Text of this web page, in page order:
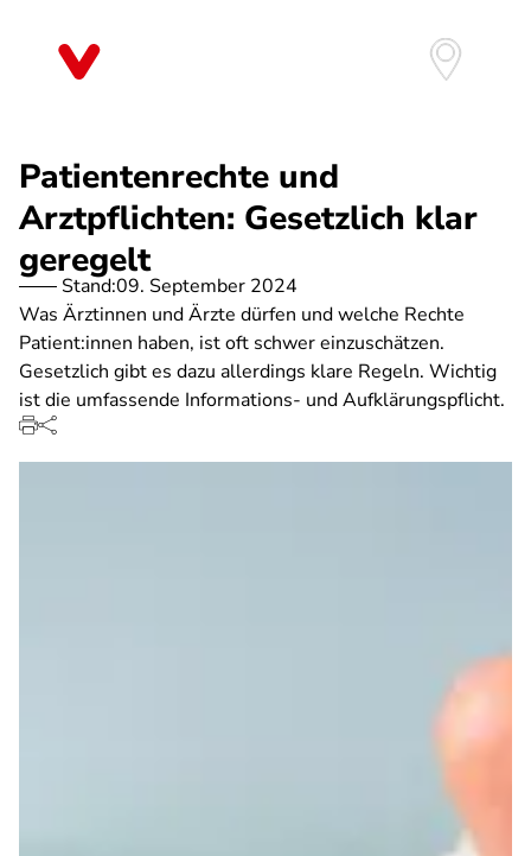
Patientenrechte und
Arztpflichten: Gesetzlich klar
geregelt
Stand:09. September 2024
Was Ärztinnen und Ärzte dürfen und welche Rechte
Patient:innen haben, ist oft schwer einzuschätzen.
Gesetzlich gibt es dazu allerdings klare Regeln. Wichtig
ist die umfassende Informations- und Aufklärungspflicht.